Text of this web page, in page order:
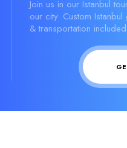
Join us in our Istanbul
our city. Custom
& transportation